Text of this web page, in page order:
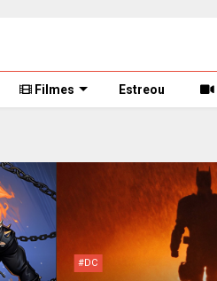
Filmes Estreou
#DC